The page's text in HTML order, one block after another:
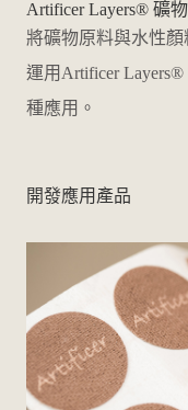
Artificer Layers® 礦
將礦物原料與水性顏
運用Artificer
種應用。
開發應用產品